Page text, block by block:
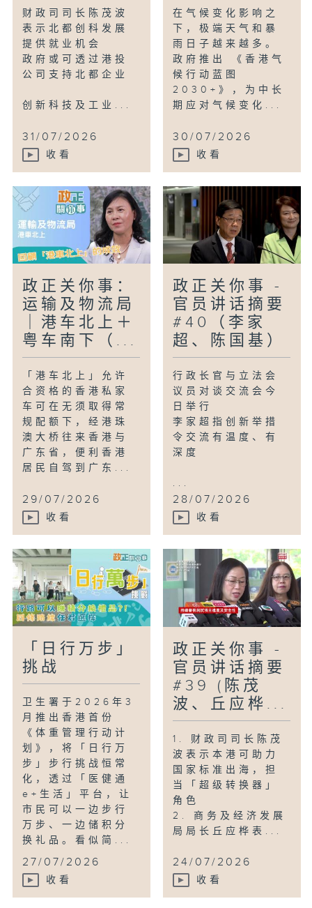
财政司司长陈茂波
表示北都创科发展
提供就业机会
政府或可透过港投
公司支持北都企业
创新科技及工业...
31/07/2026
收看
在气候变化影响之
下，极端天气和暴
雨日子越来越多。
政府推出 《香港气
候行动蓝图
2030+》，为中长
期应对气候变化...
30/07/2026
收看
政正关你事：
运输及物流局
｜港车北上＋
粤车南下（...
「港车北上」允许
合资格的香港私家
车可在无须取得常
规配额下，经港珠
澳大桥往来香港与
广东省，便利香港
居民自驾到广东...
29/07/2026
收看
政正关你事 -
官员讲话摘要
#40（李家
超、陈国基）
行政长官与立法会
议员对谈交流会今
日举行
李家超指创新举措
令交流有温度、有
深度
...
28/07/2026
收看
「日行万步」
挑战
卫生署于2026年3
月推出香港首份
《体重管理行动计
划》，将「日行万
步」步行挑战恒常
化，透过「医健通
e+生活」平台，让
市民可以一边步行
万步、一边储积分
换礼品。看似简...
27/07/2026
收看
政正关你事 -
官员讲话摘要
#39 (陈茂
波、丘应桦...
1. 财政司司长陈茂
波表示本港可助力
国家标准出海，担
当「超级转换器」
角色
2. 商务及经济发展
局局长丘应桦表...
24/07/2026
收看